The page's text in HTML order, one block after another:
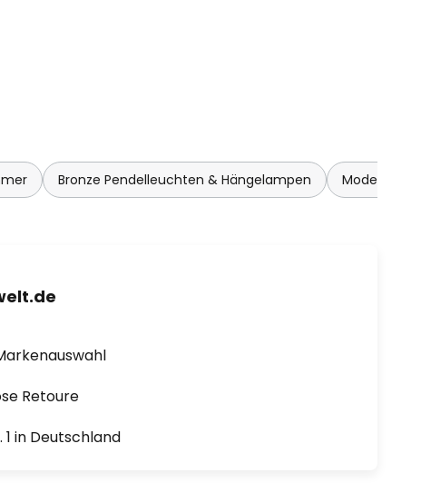
Bronze Pendelleuchten & Hängelampen Moderne
Retoure
1 in Deutschland